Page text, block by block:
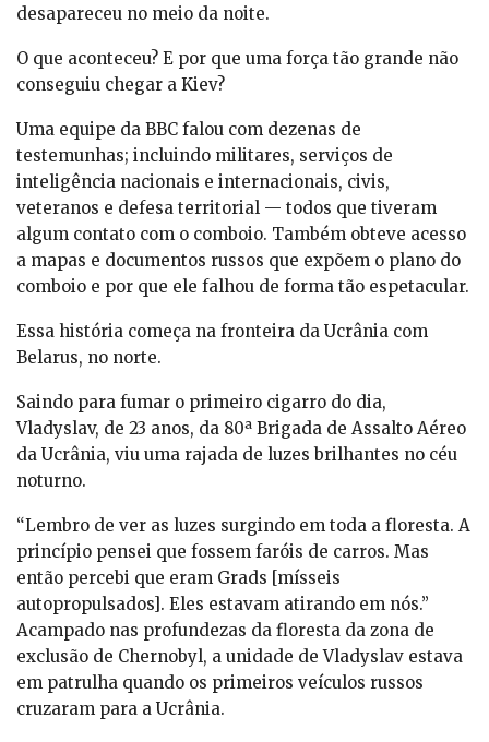
desapareceu no meio da noite.
O que aconteceu? E por que uma força tão grande não
conseguiu chegar a Kiev?
Uma equipe da BBC falou com dezenas de
testemunhas; incluindo militares, serviços de
inteligência nacionais e internacionais, civis,
veteranos e defesa territorial — todos que tiveram
algum contato com o comboio. Também obteve acesso
a mapas e documentos russos que expõem o plano do
comboio e por que ele falhou de forma tão espetacular.
Essa história começa na fronteira da Ucrânia com
Belarus, no norte.
Saindo para fumar o primeiro cigarro do dia,
Vladyslav, de 23 anos, da 80ª Brigada de Assalto Aéreo
da Ucrânia, viu uma rajada de luzes brilhantes no céu
noturno.
“Lembro de ver as luzes surgindo em toda a floresta. A
princípio pensei que fossem faróis de carros. Mas
então percebi que eram Grads [mísseis
autopropulsados]. Eles estavam atirando em nós.”
Acampado nas profundezas da floresta da zona de
exclusão de Chernobyl, a unidade de Vladyslav estava
em patrulha quando os primeiros veículos russos
cruzaram para a Ucrânia.